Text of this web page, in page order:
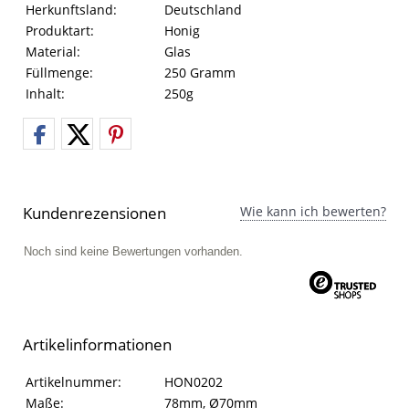
Herkunftsland:
Deutschland
Produktart:
Honig
Material:
Glas
Füllmenge:
250 Gramm
Inhalt:
250g
Kundenrezensionen Wie kann ich bewerten?
Noch sind keine Bewertungen vorhanden.
Artikelinformationen
Artikelinformationen
Eigenschaft Wert
Artikelnummer:
HON0202
Maße:
78mm, Ø70mm